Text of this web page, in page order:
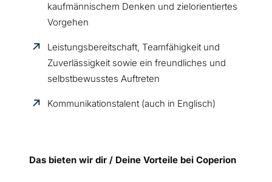
kaufmännischem Denken und zielorientiertes
Vorgehen
Leistungsbereitschaft, Teamfähigkeit und
Zuverlässigkeit sowie ein freundliches und
selbstbewusstes Auftreten
Kommunikationstalent (auch in Englisch)
Das bieten wir dir / Deine Vorteile bei Coperion